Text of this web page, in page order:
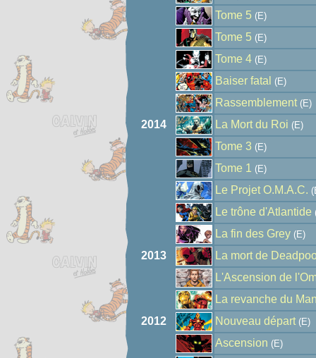
Tome 5 (E)
Tome 5 (E)
Tome 4 (E)
Baiser fatal (E)
Rassemblement(E)
2014 La Mort du Roi (E)
Tome 3 (E)
Tome 1 (E)
Le Projet O.M.A.C.
Le trône d'Atlantide
La fin des Grey (E)
2013
La mort de
L'Ascension de
La revanche du
2012
Nouveau départ(E)
Ascension (E)